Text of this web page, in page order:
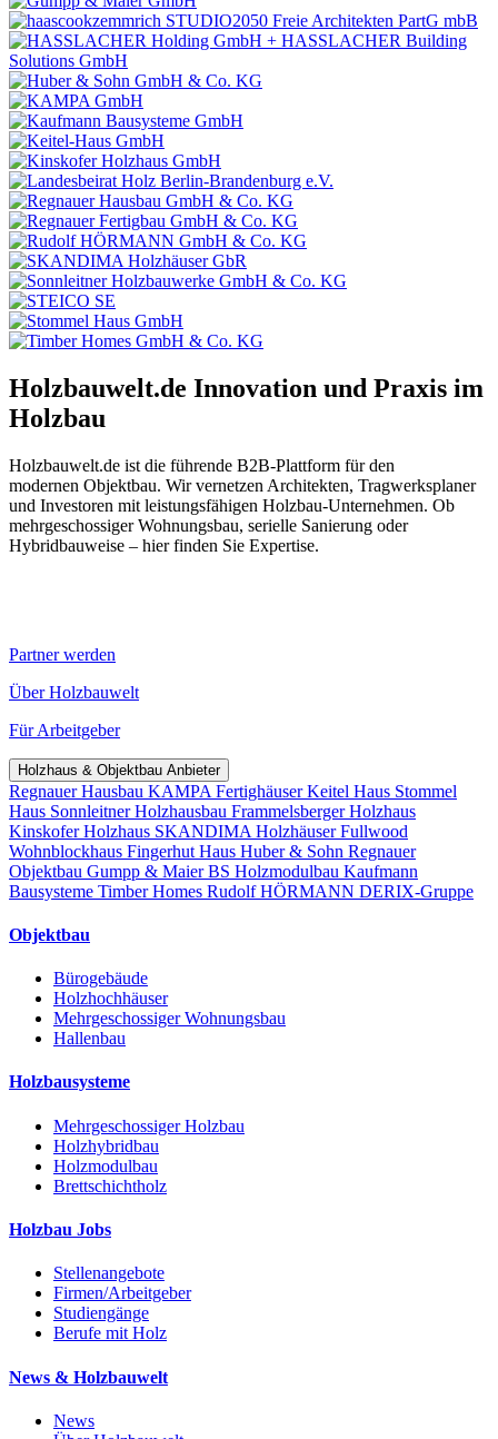
Holzbauwelt.de Innovation und Praxis im
Holzbau
Holzbauwelt.de ist die führende B2B-Plattform für den
modernen Objektbau. Wir vernetzen Architekten, Tragwerksplaner
und Investoren mit leistungsfähigen Holzbau-Unternehmen. Ob
mehrgeschossiger Wohnungsbau, serielle Sanierung oder
Hybridbauweise – hier finden Sie Expertise.
Partner werden
Über Holzbauwelt
Für Arbeitgeber
Holzhaus & Objektbau Anbieter
Regnauer Hausbau KAMPA FertighäuserKeitel Haus Stommel
Haus Sonnleitner Holzhausbau Frammelsberger Holzhaus
Kinskofer Holzhaus SKANDIMA HolzhäuserFullwood
Wohnblockhaus Fingerhut Haus Huber & Sohn Regnauer
Objektbau Gumpp & MaierBS Holzmodulbau Kaufmann
Bausysteme Timber Homes Rudolf HÖRMANN DERIX-Gruppe
Objektbau
Bürogebäude
Holzhochhäuser
Mehrgeschossiger Wohnungsbau
Hallenbau
Holzbausysteme
Mehrgeschossiger Holzbau
Holzhybridbau
Holzmodulbau
Brettschichtholz
Holzbau Jobs
Stellenangebote
Firmen/Arbeitgeber
Studiengänge
Berufe mit Holz
News & Holzbauwelt
News